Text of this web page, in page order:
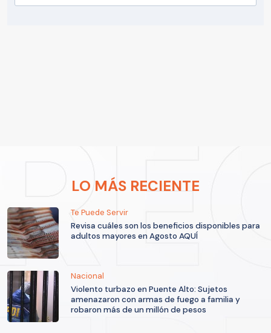
LO MÁS RECIENTE
Te Puede Servir
Revisa cuáles son los beneficios disponibles para
adultos mayores en Agosto AQUÍ
Nacional
Violento turbazo en Puente Alto: Sujetos
amenazaron con armas de fuego a familia y
robaron más de un millón de pesos